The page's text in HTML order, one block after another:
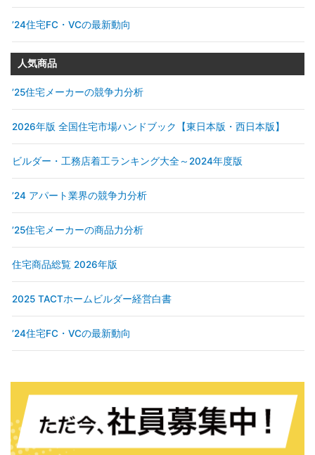
’24住宅FC・VCの最新動向
人気商品
’25住宅メーカーの競争力分析
2026年版 全国住宅市場ハンドブック【東日本版・西日本版】
ビルダー・工務店着工ランキング大全～2024年度版
’24 アパート業界の競争力分析
’25住宅メーカーの商品力分析
住宅商品総覧 2026年版
2025 TACTホームビルダー経営白書
’24住宅FC・VCの最新動向